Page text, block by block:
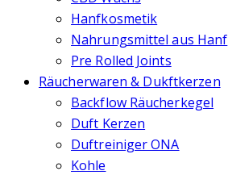
Hanfkosmetik
Nahrungsmittel aus Hanf
Pre Rolled Joints
Räucherwaren & Dukftkerzen
Backflow Räucherkegel
Duft Kerzen
Duftreiniger ONA
Kohle